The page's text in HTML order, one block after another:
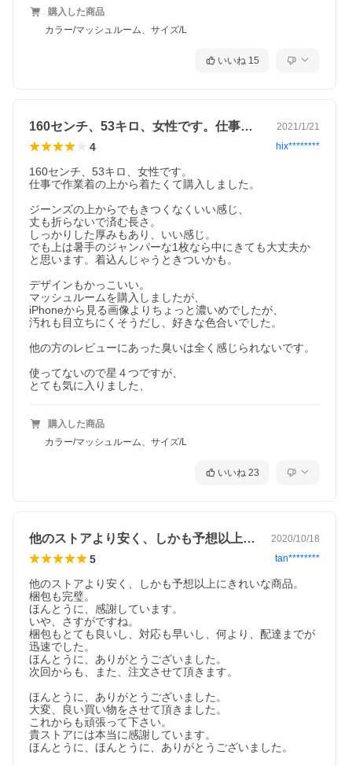
購入した商品
カラー/マッシュルーム、サイズ/L
いいね 15
160センチ、53キロ、女性です。仕事… 2021/1/21
4 hix********
160センチ、53キロ、女性です。
仕事で作業着の上から着たくて購入しました。
ジーンズの上からでもきつくなくいい感じ、
丈も折らないで済む長さ。
しっかりした厚みもあり、いい感じ。
でも上は暑手のジャンパーな1枚なら中にきても大丈夫か
と思います。着込んじゃうときついかも。
デザインもかっこいい。
マッシュルームを購入しましたが、
iPhoneから見る画像よりちょっと濃いめでしたが、
汚れも目立ちにくそうだし、好きな色合いでした。
他の方のレビューにあった臭いは全く感じられないです。
使ってないので星４つですが、
とても気に入りました、
購入した商品
カラー/マッシュルーム、サイズ/L
いいね 23
他のストアより安く、しかも予想以上にき… 2020/10/18
5 tan********
他のストアより安く、しかも予想以上にきれいな商品。
梱包も完璧。
ほんとうに、感謝しています。
いや、さすがですね。
梱包もとても良いし、対応も早いし、何より、配達までが
迅速でした。
ほんとうに、ありがとうございました。
次回からも、また、注文させて頂きます。
ほんとうに、ありがとうございました。
大変、良い買い物をさせて頂きました。
これからも頑張って下さい。
貴ストアには本当に感謝しています。
ほんとうに、ほんとうに、ありがとうございました。